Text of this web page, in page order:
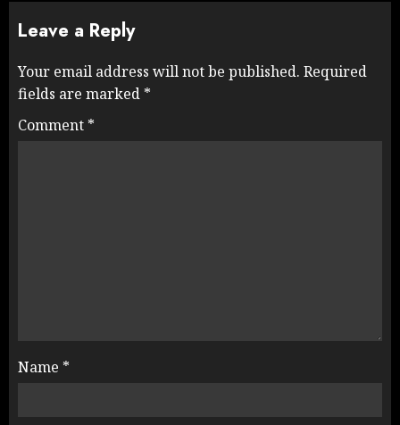
Leave a Reply
Your email address will not be published. Required
fields are marked *
Comment *
Name *